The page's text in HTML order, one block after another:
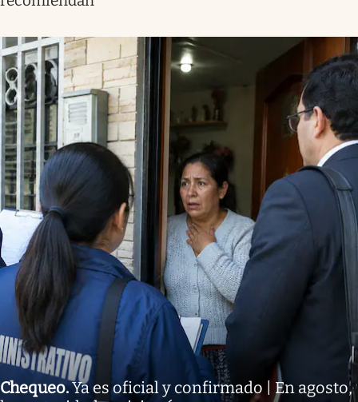
Chequeo.Ya es oficial y confirmado | En agosto,